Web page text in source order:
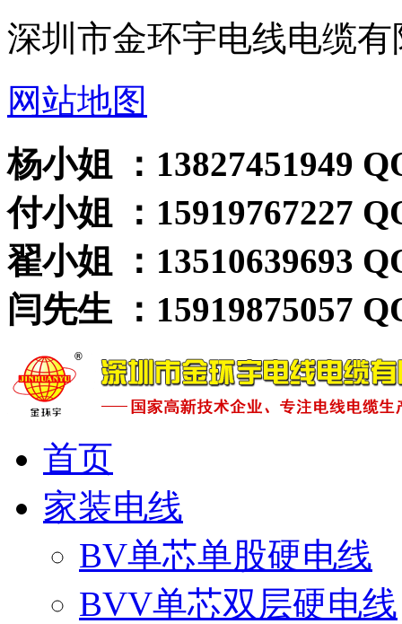
深圳市金环宇电线电缆有
网站地图
杨小姐 ：13827451949
付小姐 ：15919767227
翟小姐 ：13510639693
闫先生 ：15919875057
首页
家装电线
BV单芯单股硬电线
BVV单芯双层硬电线